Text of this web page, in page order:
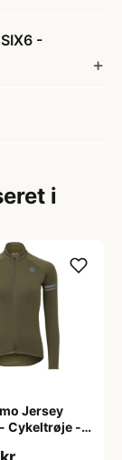
-
i
Jersey
Cykeltrøje -